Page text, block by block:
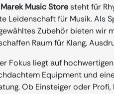
Marek Music Storesteht für
Leidenschaft für Musik. Als
Zubehör bieten wir
Raum für Klang,
Fokus liegt auf
Equipment und
Ob Einsteiger oder